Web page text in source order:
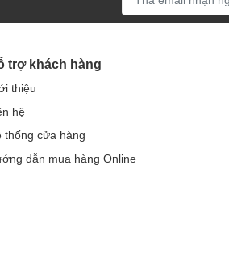
trợ khách hàng
thiệu
hệ
thống cửa hàng
dẫn mua hàng Online